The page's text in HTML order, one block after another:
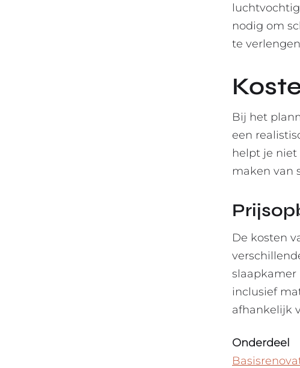
nodig om
te
Bij het
een
helpt je
maken van
De kosten
slaapkamer
inclusief
afhankelijk
Onderdeel